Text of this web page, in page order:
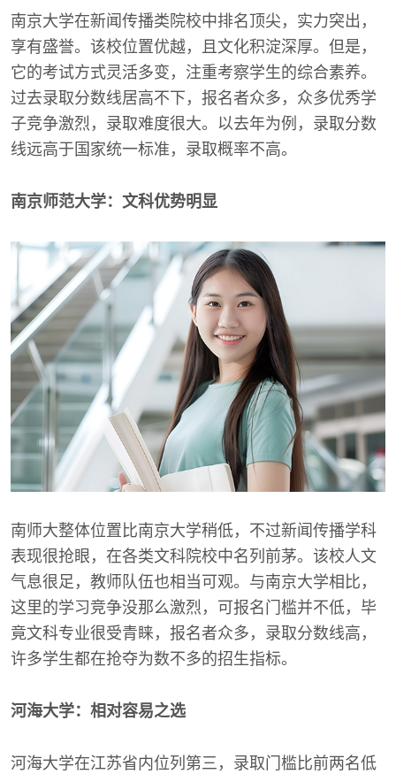
南京大学在新闻传播类院校中排名顶尖，实力突出，
享有盛誉。该校位置优越，且文化积淀深厚。但是，
它的考试方式灵活多变，注重考察学生的综合素养。
过去录取分数线居高不下，报名者众多，众多优秀学
子竞争激烈，录取难度很大。以去年为例，录取分数
线远高于国家统一标准，录取概率不高。
南京师范大学：文科优势明显
南师大整体位置比南京大学稍低，不过新闻传播学科
表现很抢眼，在各类文科院校中名列前茅。该校人文
气息很足，教师队伍也相当可观。与南京大学相比，
这里的学习竞争没那么激烈，可报名门槛并不低，毕
竟文科专业很受青睐，报名者众多，录取分数线高，
许多学生都在抢夺为数不多的招生指标。
河海大学：相对容易之选
河海大学在江苏省内位列第三，录取门槛比前两名低